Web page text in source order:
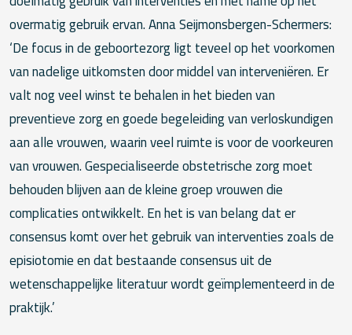
overmatig gebruik ervan. Anna Seijmonsbergen-Schermers:
‘De focus in de geboortezorg ligt teveel op het voorkomen
van nadelige uitkomsten door middel van interveniëren. Er
valt nog veel winst te behalen in het bieden van
preventieve zorg en goede begeleiding van verloskundigen
aan alle vrouwen, waarin veel ruimte is voor de voorkeuren
van vrouwen. Gespecialiseerde obstetrische zorg moet
behouden blijven aan de kleine groep vrouwen die
complicaties ontwikkelt. En het is van belang dat er
consensus komt over het gebruik van interventies zoals de
episiotomie en dat bestaande consensus uit de
wetenschappelijke literatuur wordt geïmplementeerd in de
praktijk.’